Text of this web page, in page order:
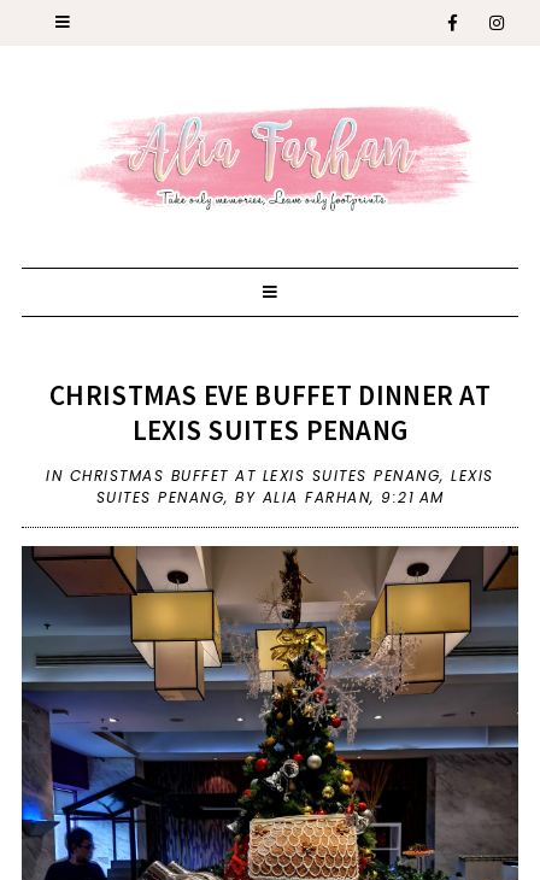
CHRISTMAS EVE BUFFET DINNER AT
LEXIS SUITES PENANG
IN CHRISTMAS BUFFET AT LEXIS SUITES PENANG,LEXIS
SUITES PENANG, BY ALIA FARHAN, 9:21 AM